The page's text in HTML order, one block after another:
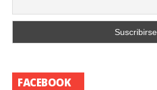
FACEBOOK